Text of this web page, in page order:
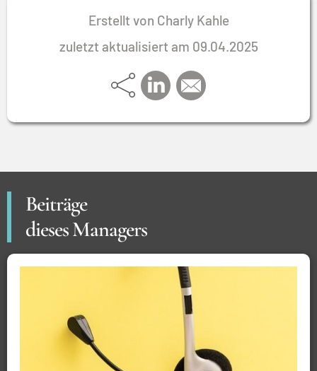
Zukunft noch mehr von Bedeutung sein, den
gestalten.
Erstellt von Charly Kahle
zuletzt aktualisiert am 09.04.2025
Beiträge
dieses Managers